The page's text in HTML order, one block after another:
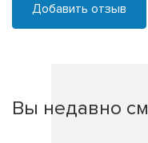
Добавить отзыв
Вы недавно